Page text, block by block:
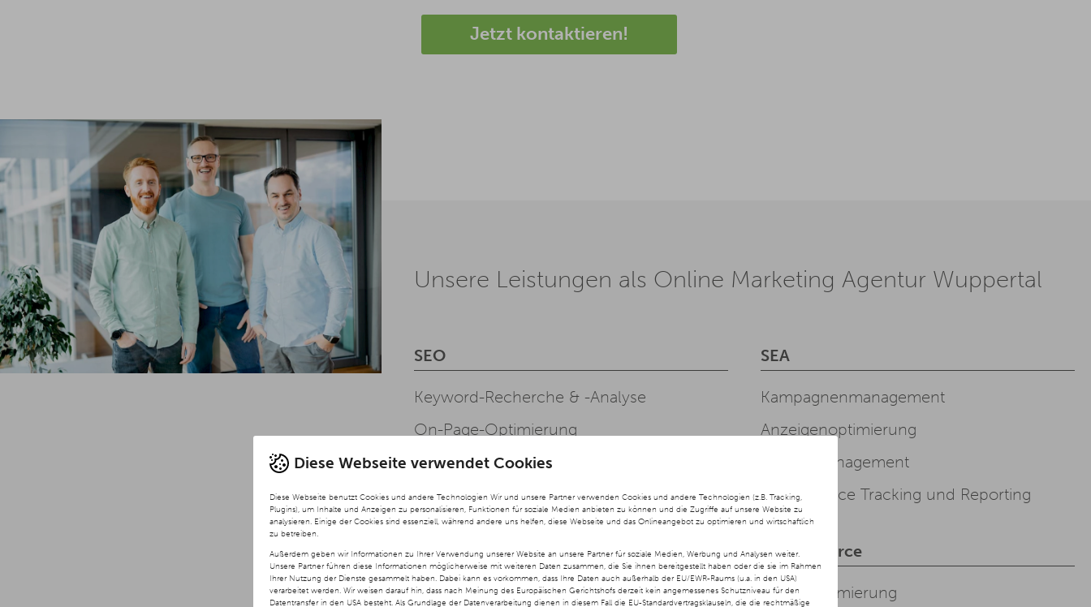
Diese Webseite verwendet Cookies
Diese Webseite benutzt Cookies und andere Technologien Wir und unsere Partner verwenden Cookies und andere Technologien (z.B. Tracking,
Plugins), um Inhalte und Anzeigen zu personalisieren, Funktionen für soziale Medien anbieten zu können und die Zugriffe auf unsere Website zu
analysieren. Einige der Cookies sind essenziell, während andere uns helfen, diese Webseite und das Onlineangebot zu optimieren und wirtschaftlich
zu betreiben.
Außerdem geben wir Informationen zu Ihrer Verwendung unserer Website an unsere Partner für soziale Medien, Werbung und Analysen weiter.
Unsere Partner führen diese Informationen möglicherweise mit weiteren Daten zusammen, die Sie ihnen bereitgestellt haben oder die sie im Rahmen
Ihrer Nutzung der Dienste gesammelt haben. Dabei kann es vorkommen, dass Ihre Daten auch außerhalb der EU/EWR-Raums (u.a. in den USA)
verarbeitet werden. Wir weisen darauf hin, dass nach Meinung des Europäischen Gerichtshofs derzeit kein angemessenes Schutzniveau für den
Datentransfer in den USA besteht. Als Grundlage der Datenverarbeitung dienen in diesem Fall die EU-Standardvertragsklauseln, die die rechtmäßige
Jetzt kontaktieren!
Unsere Leistungen als Online Marketing Agentur Wuppertal
SEO
Keyword-Recherche & -Analyse
On-Page-Optimierung
Off-Page-Optimierung
SEA
Kampagnenmanagement
Anzeigenoptimierung
Budgetmanagement
Performance Tracking und Reporting
Social Media
Content-Erstellung & -Planung
E-Commerce
Shop-Optimierung